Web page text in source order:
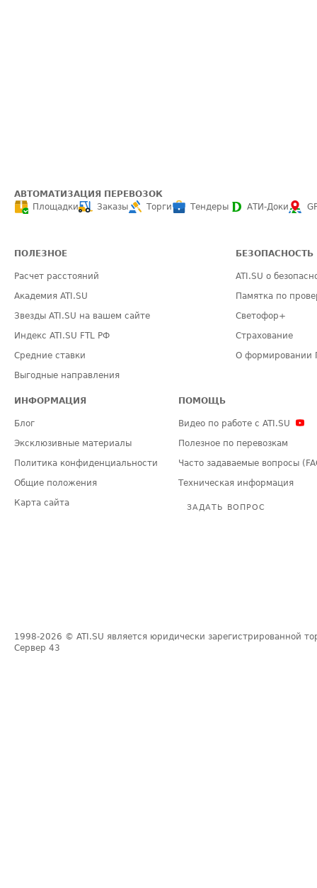
АВТОМАТИЗАЦИЯ ПЕРЕВОЗОК
Площадки
Заказы Торги Тендеры АТИ-Доки
ПОЛЕЗНОЕ
Расчет расстояний
Академия ATI.SU
Звезды ATI.SU на вашем сайте
Индекс ATI.SU FTL РФ
Средние ставки
Выгодные направления
БЕЗОПАСНОСТЬ
ATI.SU о
Памятка по
Светофор+
Страхование
О формировании
ИНФОРМАЦИЯ
Блог
Эксклюзивные материалы
Политика конфиденциальности
Общие положения
Карта сайта
ПОМОЩЬ
Видео по работе с ATI.SU
Полезное по перевозкам
Часто задаваемые вопросы
Техническая информация
ЗАДАТЬ ВОПРОС
1998-2026 © ATI.SU является юридически зарегистрированной
Сервер 43